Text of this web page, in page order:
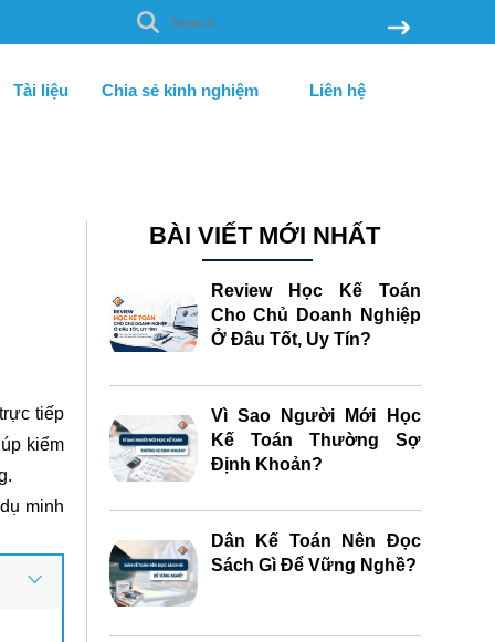
Tài liệu Chia sẻ kinh nghiệm Liên hệ
tiếp
kiểm
minh
BÀI VIẾT MỚI NHẤT
Review Học Kế Toán
Cho Chủ Doanh Nghiệp
Ở Đâu Tốt, Uy Tín?
Vì Sao Người Mới Học
Kế Toán Thường Sợ
Định Khoản?
Dân Kế Toán Nên Đọc
Sách Gì Để Vững Nghề?